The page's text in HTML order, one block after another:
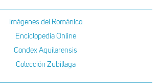
Imágenes del Románico
Enciclopedia Online
Condex Aquilarensis
Colección Zubillaga